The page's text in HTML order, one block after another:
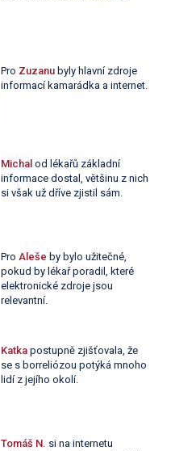
Pro Zuzanu byly hlavní zdroje
informací kamarádka a internet.
Michal od lékařů základní
informace dostal, většinu z nich
si však už dříve zjistil sám.
Pro Aleše by bylo užitečné,
pokud by lékař poradil, které
elektronické zdroje jsou
relevantní.
Katka postupně zjišťovala, že
se s borreliózou potýká mnoho
lidí z jejího okolí.
Tomáš N. si na internetu